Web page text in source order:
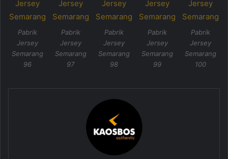
Pabrik
Jersey
Semarang
96
Pabrik
Jersey
Semarang
97
Pabrik
Jersey
Semarang
98
Pabrik
Jersey
Semarang
99
Pabrik
Jersey
Semarang
100